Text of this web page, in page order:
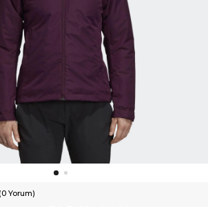
0Yorum)